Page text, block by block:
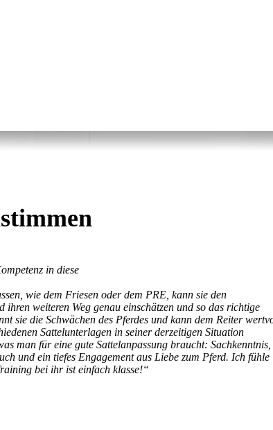
in diese
wie dem Friesen oder dem PRE, kann sie den
weiteren Weg genau einschätzen und so das richtige
sie die Schwächen des Pferdes und kann dem Reiter
Sattelunterlagen in seiner derzeitigen Situation
man für eine gute Sattelanpassung braucht: Sachkenntnis,
und ein tiefes Engagement aus Liebe zum Pferd. Ich fühle
bei ihr ist einfach klasse!“